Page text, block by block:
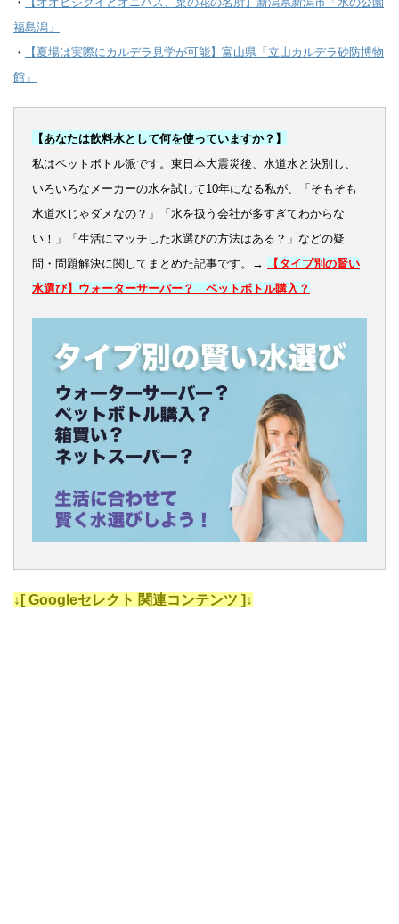
福島潟」
・
【夏場は実際にカルデラ見学が可能】富山県「立山カルデラ砂防博物
館」
【あなたは飲料水として何を使っていますか？】
私はペットボトル派です。東日本大震災後、水道水と決別し、
いろいろなメーカーの水を試して10年になる私が、「そもそも
水道水じゃダメなの？」「水を扱う会社が多すぎてわからな
い！」「生活にマッチした水選びの方法はある？」などの疑
問・問題解決に関してまとめた記事です。→
【タイプ別の賢い
水選び】ウォーターサーバー？ ペットボトル購入？
↓[ Googleセレクト 関連コンテンツ ]↓